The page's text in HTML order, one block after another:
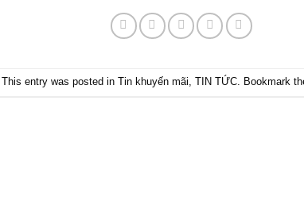
This entry was posted inTin khuyến mãi,TIN TỨC. Bookmark